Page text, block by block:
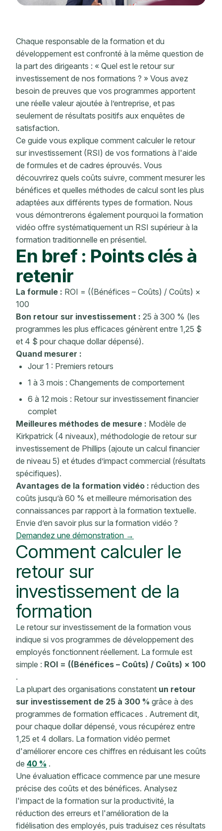
Chaque responsable de la formation et du
développement est confronté à la même question de
la part des dirigeants : « Quel est le retour sur
investissement de nos formations ? » Vous avez
besoin de preuves que vos programmes apportent
une réelle valeur ajoutée à l’entreprise, et pas
seulement de résultats positifs aux enquêtes de
satisfaction.
Ce guide vous explique comment calculer le retour
sur investissement (RSI) de vos formations à l'aide
de formules et de cadres éprouvés. Vous
découvrirez quels coûts suivre, comment mesurer les
bénéfices et quelles méthodes de calcul sont les plus
adaptées aux différents types de formation. Nous
vous démontrerons également pourquoi la formation
vidéo offre systématiquement un RSI supérieur à la
formation traditionnelle en présentiel.
En bref : Points clés à
retenir
La formule : ROI = ((Bénéfices – Coûts) / Coûts) ×
100
Bon retour sur investissement : 25 à 300 % (les
programmes les plus efficaces génèrent entre 1,25 $
et 4 $ pour chaque dollar dépensé).
Quand mesurer :
Jour 1 : Premiers retours
1 à 3 mois : Changements de comportement
6 à 12 mois : Retour sur investissement financier
complet
Meilleures méthodes de mesure : Modèle de
Kirkpatrick (4 niveaux), méthodologie de retour sur
investissement de Phillips (ajoute un calcul financier
de niveau 5) et études d’impact commercial (résultats
spécifiques).
Avantages de la formation vidéo : réduction des
coûts jusqu’à 60 % et meilleure mémorisation des
connaissances par rapport à la formation textuelle.
Envie d’en savoir plus sur la formation vidéo ?
Demandez une démonstration →
Comment calculer le
retour sur
investissement de la
formation
Le retour sur investissement de la formation vous
indique si vos programmes de développement des
employés fonctionnent réellement. La formule est
simple : ROI = ((Bénéfices – Coûts) / Coûts) × 100
.
La plupart des organisations constatent un retour
sur investissement de 25 à 300 % grâce à des
programmes de formation efficaces . Autrement dit,
pour chaque dollar dépensé, vous récupérez entre
1,25 et 4 dollars. La formation vidéo permet
d'améliorer encore ces chiffres en réduisant les coûts
de 40 % .
Une évaluation efficace commence par une mesure
précise des coûts et des bénéfices. Analysez
l'impact de la formation sur la productivité, la
réduction des erreurs et l'amélioration de la
fidélisation des employés, puis traduisez ces résultats